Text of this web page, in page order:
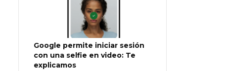
Google permite iniciar sesión
con una selfie en video: Te
explicamos